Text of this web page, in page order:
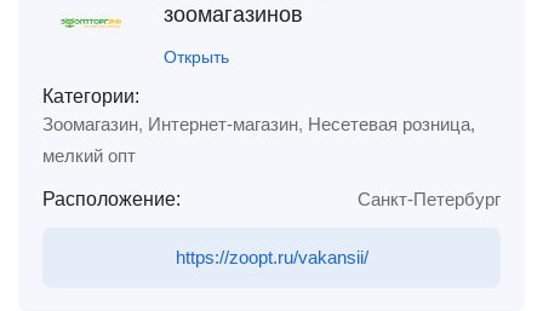
зоомагазинов
Открыть
Категории:
Зоомагазин, Интернет-магазин, Несетевая розница,
мелкий опт
Расположение: Санкт-Петербург
https://zoopt.ru/vakansii/